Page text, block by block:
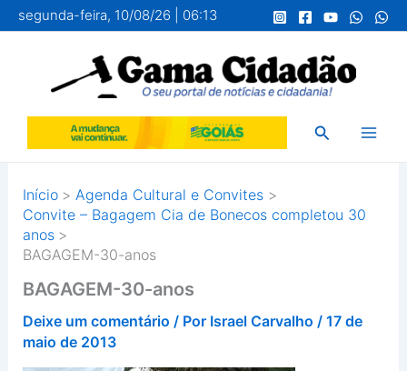
para
conteúdo
segunda-feira, 10/08/26 | 06:13
Pesquisar
Início
Agenda Cultural e Convites
Convite – Bagagem Cia de Bonecos completou 30
anos
BAGAGEM-30-anos
BAGAGEM-30-anos
Deixe um comentário / Por Israel Carvalho / 17 de
maio de 2013